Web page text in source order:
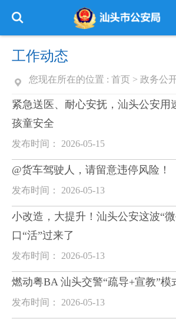
工作动态
您现在所在的位置 : 首页 > 政务公
紧急送医、耐心安抚，汕头公安用
孩童安全
发布时间： 2026-05-15
@货车驾驶人，请留意违停风险！
发布时间： 2026-05-13
小改造，大提升！汕头公安这波“
口“活”过来了
发布时间： 2026-05-13
燃动粤BA 汕头交警“疏导+宣教”模
发布时间： 2026-05-13